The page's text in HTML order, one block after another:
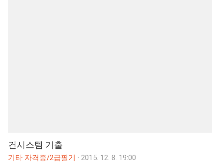
건시스템 기출
기타 자격증/2급필기 · 2015. 12. 8. 19:00